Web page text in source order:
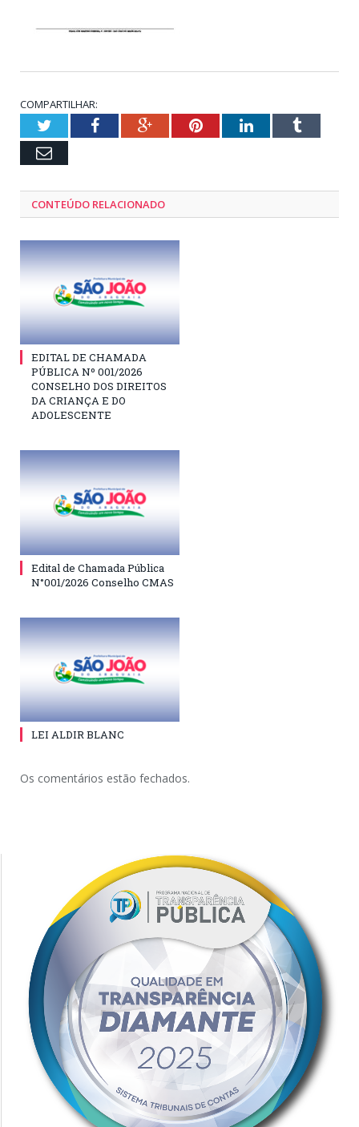
COMPARTILHAR:
TwitterFacebookGoogle+PinterestLinkedInTumblr
Email
CONTEÚDO RELACIONADO
EDITAL DE CHAMADA
PÚBLICA Nº 001/2026
CONSELHO DOS DIREITOS
DA CRIANÇA E DO
ADOLESCENTE
Edital de Chamada Pública
N°001/2026 Conselho CMAS
LEI ALDIR BLANC
Os comentários estão fechados.